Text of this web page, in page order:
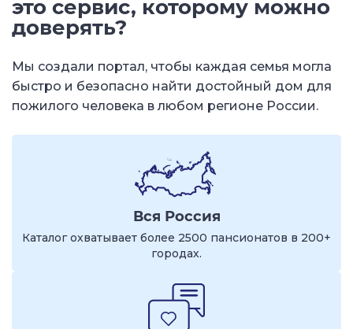
это сервис, которому можно
доверять?
Мы создали портал, чтобы каждая семья могла
быстро и безопасно найти достойный дом для
пожилого человека в любом регионе России.
Вся Россия
Каталог охватывает более 2500 пансионатов в 200+
городах.